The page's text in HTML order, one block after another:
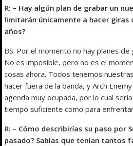
R: – Hay algún plan de grabar un
limitarán únicamente a hacer giras
años?
BS: Por el momento no hay planes de
No es imposible, pero no es el
cosas ahora. Todos tenemos
hacer fuera de la banda, y Arch
agenda muy ocupada, por lo cual
tiempo suficiente como para
R: – Cómo describirías su paso por
pasado? Sabías que tenían tantos